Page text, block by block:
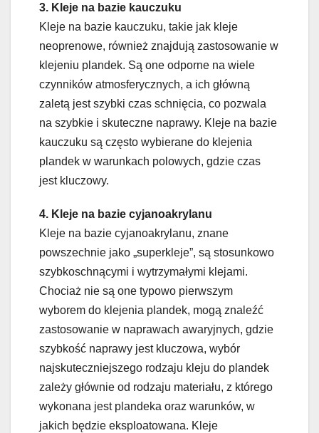
3. Kleje na bazie kauczuku
Kleje na bazie kauczuku, takie jak kleje
neoprenowe, również znajdują zastosowanie w
klejeniu plandek. Są one odporne na wiele
czynników atmosferycznych, a ich główną
zaletą jest szybki czas schnięcia, co pozwala
na szybkie i skuteczne naprawy. Kleje na bazie
kauczuku są często wybierane do klejenia
plandek w warunkach polowych, gdzie czas
jest kluczowy.
4. Kleje na bazie cyjanoakrylanu
Kleje na bazie cyjanoakrylanu, znane
powszechnie jako „superkleje”, są stosunkowo
szybkoschnącymi i wytrzymałymi klejami.
Chociaż nie są one typowo pierwszym
wyborem do klejenia plandek, mogą znaleźć
zastosowanie w naprawach awaryjnych, gdzie
szybkość naprawy jest kluczowa, wybór
najskuteczniejszego rodzaju kleju do plandek
zależy głównie od rodzaju materiału, z którego
wykonana jest plandeka oraz warunków, w
jakich będzie eksploatowana. Kleje